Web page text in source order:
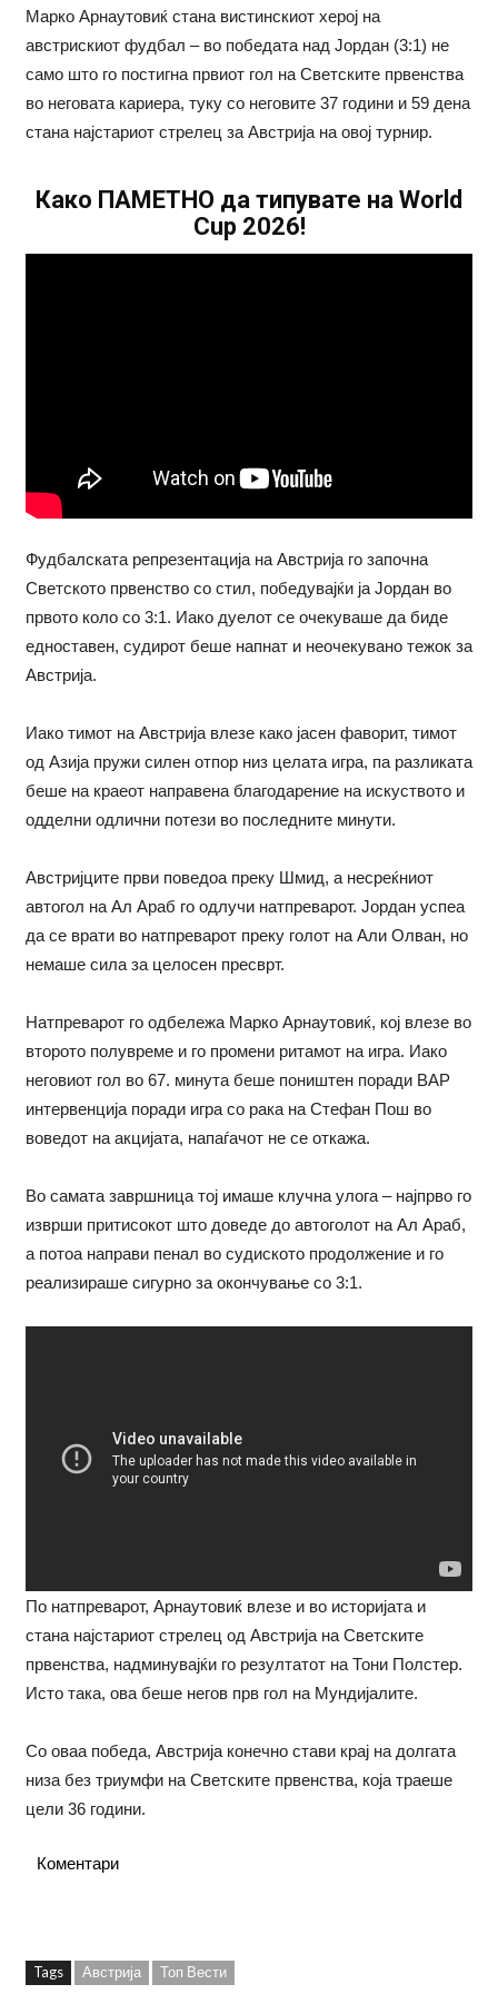
Марко Арнаутовиќ стана вистинскиот херој на
австрискиот фудбал – во победата над Јордан (3:1) не
само што го постигна првиот гол на Светските првенства
во неговата кариера, туку со неговите 37 години и 59 дена
стана најстариот стрелец за Австрија на овој турнир.
Како ПАМЕТНО да типувате на World
Cup 2026!
Фудбалската репрезентација на Австрија го започна
Светското првенство со стил, победувајќи ја Јордан во
првото коло со 3:1. Иако дуелот се очекуваше да биде
едноставен, судирот беше напнат и неочекувано тежок за
Австрија.
Иако тимот на Австрија влезе како јасен фаворит, тимот
од Азија пружи силен отпор низ целата игра, па разликата
беше на краеот направена благодарение на искуството и
одделни одлични потези во последните минути.
Австријците први поведоа преку Шмид, а несреќниот
автогол на Ал Араб го одлучи натпреварот. Јордан успеа
да се врати во натпреварот преку голот на Али Олван, но
немаше сила за целосен пресврт.
Натпреварот го одбележа Марко Арнаутовиќ, кој влезе во
второто полувреме и го промени ритамот на игра. Иако
неговиот гол во 67. минута беше поништен поради ВАР
интервенција поради игра со рака на Стефан Пош во
воведот на акцијата, напаѓачот не се откажа.
Во самата завршница тој имаше клучна улога – најпрво го
изврши притисокот што доведе до автоголот на Ал Араб,
а потоа направи пенал во судиското продолжение и го
реализираше сигурно за окончување со 3:1.
По натпреварот, Арнаутовиќ влезе и во историјата и
стана најстариот стрелец од Австрија на Светските
првенства, надминувајќи го резултатот на Тони Полстер.
Исто така, ова беше негов прв гол на Мундијалите.
Со оваа победа, Австрија конечно стави крај на долгата
низа без триумфи на Светските првенства, која траеше
цели 36 години.
Коментари
Tags Австрија Топ Вести